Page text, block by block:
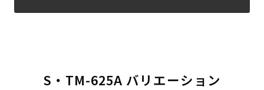
S・TM-625A バリエーション